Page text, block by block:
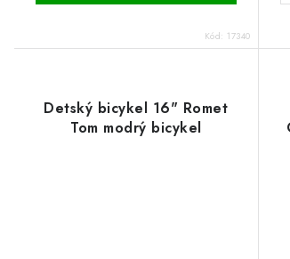
Kód: 17340
Detský bicykel 16" Romet
Tom modrý bicykel